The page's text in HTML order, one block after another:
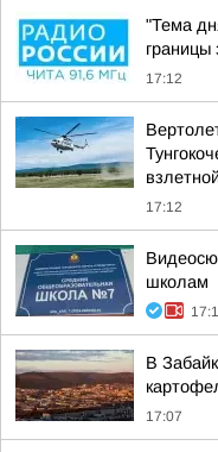
"Тема
границы
17:12
17:12
школам
В
17:07